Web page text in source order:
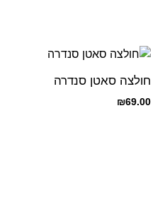
חולצה סאטן סנדרה
₪69.00